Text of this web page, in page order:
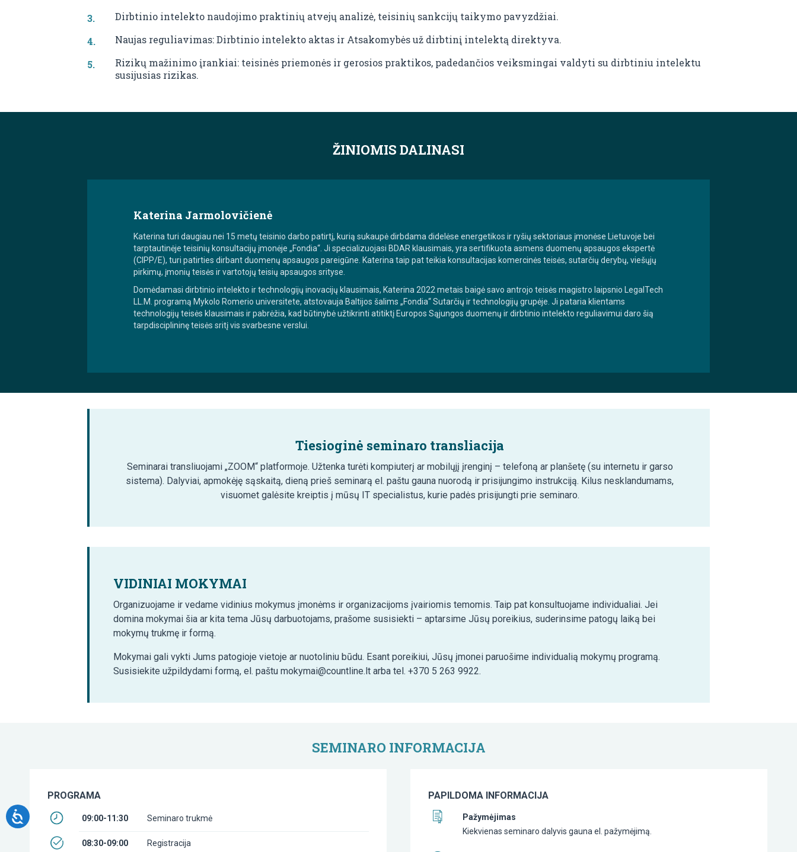
Dirbtinio intelekto naudojimo praktinių atvejų analizė, teisinių sankcijų taikymo pavyzdžiai.
Naujas reguliavimas: Dirbtinio intelekto aktas ir Atsakomybės už dirbtinį intelektą direktyva.
Rizikų mažinimo įrankiai: teisinės priemonės ir gerosios praktikos, padedančios veiksmingai valdyti su dirbtiniu intelektu
susijusias rizikas.
ŽINIOMIS DALINASI
Katerina Jarmolovičienė
Katerina turi daugiau nei 15 metų teisinio darbo patirtį, kurią sukaupė dirbdama didelėse energetikos ir ryšių sektoriaus įmonėse Lietuvoje bei
tarptautinėje teisinių konsultacijų įmonėje „Fondia“. Ji specializuojasi BDAR klausimais, yra sertifikuota asmens duomenų apsaugos ekspertė
(CIPP/E), turi patirties dirbant duomenų apsaugos pareigūne. Katerina taip pat teikia konsultacijas komercinės teisės, sutarčių derybų, viešųjų
pirkimų, įmonių teisės ir vartotojų teisių apsaugos srityse.
Domėdamasi dirbtinio intelekto ir technologijų inovacijų klausimais, Katerina 2022 metais baigė savo antrojo teisės magistro laipsnio LegalTech
LL.M. programą Mykolo Romerio universitete, atstovauja Baltijos šalims „Fondia“ Sutarčių ir technologijų grupėje. Ji pataria klientams
technologijų teisės klausimais ir pabrėžia, kad būtinybė užtikrinti atitiktį Europos Sąjungos duomenų ir dirbtinio intelekto reguliavimui daro šią
tarpdisciplininę teisės sritį vis svarbesne verslui.
Tiesioginė seminaro transliacija
Seminarai transliuojami „ZOOM“ platformoje. Užtenka turėti kompiuterį ar mobilųjį įrenginį – telefoną ar planšetę (su internetu ir garso
sistema). Dalyviai, apmokėję sąskaitą, dieną prieš seminarą el. paštu gauna nuorodą ir prisijungimo instrukciją. Kilus nesklandumams,
visuomet galėsite kreiptis į mūsų IT specialistus, kurie padės prisijungti prie seminaro.
VIDINIAI MOKYMAI
Organizuojame ir vedame vidinius mokymus įmonėms ir organizacijoms įvairiomis temomis. Taip pat konsultuojame individualiai. Jei
domina mokymai šia ar kita tema Jūsų darbuotojams, prašome susisiekti – aptarsime Jūsų poreikius, suderinsime patogų laiką bei
mokymų trukmę ir formą.
Mokymai gali vykti Jums patogioje vietoje ar nuotoliniu būdu. Esant poreikiui, Jūsų įmonei paruošime individualią mokymų programą.
Susisiekite užpildydami formą, el. paštu mokymai@countline.lt arba tel. +370 5 263 9922.
SEMINARO INFORMACIJA
PROGRAMA
09:00-11:30 Seminaro trukmė
08:30-09:00 Registracija
PAPILDOMA INFORMACIJA
Pažymėjimas
Kiekvienas seminaro dalyvis gauna el. pažymėjimą.